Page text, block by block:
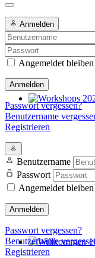
Workshops
Willkommen 107er
Anmelden
Angemeldet bleiben
Anmelden
Passwort vergessen?
Benutzername
Registrieren
Benutzername
Passwort
Angemeldet bleiben
Anmelden
Passwort vergessen?
Benutzername
Registrieren